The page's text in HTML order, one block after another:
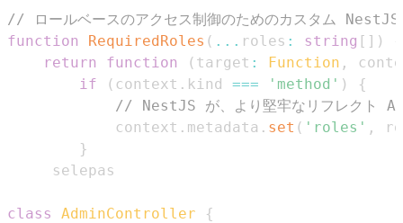
// ロールベースのアクセス制御のためのカスタム NestJS
function
RequiredRoles ( ... roles : string [ ] )
return
function ( target : Function ,
if
( context . kind === 'method' )
{
// NestJS が、より堅牢なリフレクト
            context
. metadata . set ( 'roles' ,
}
class AdminController
{